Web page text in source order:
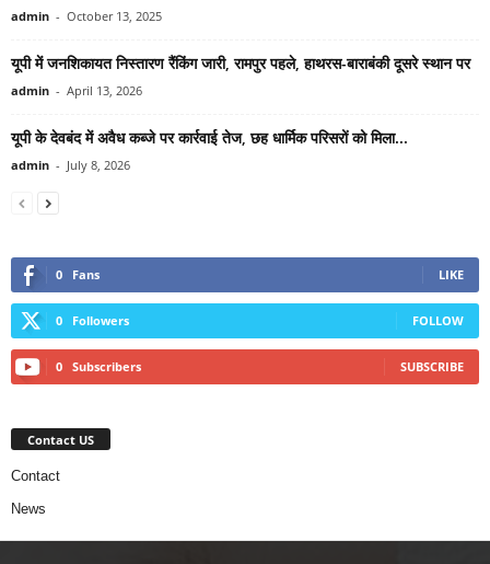
admin - October 13, 2025
यूपी में जनशिकायत निस्तारण रैंकिंग जारी, रामपुर पहले, हाथरस-बाराबंकी दूसरे स्थान पर
admin - April 13, 2026
यूपी के देवबंद में अवैध कब्जे पर कार्रवाई तेज, छह धार्मिक परिसरों को मिला...
admin - July 8, 2026
0 Fans LIKE
0 Followers FOLLOW
0 Subscribers SUBSCRIBE
Contact US
Contact
News